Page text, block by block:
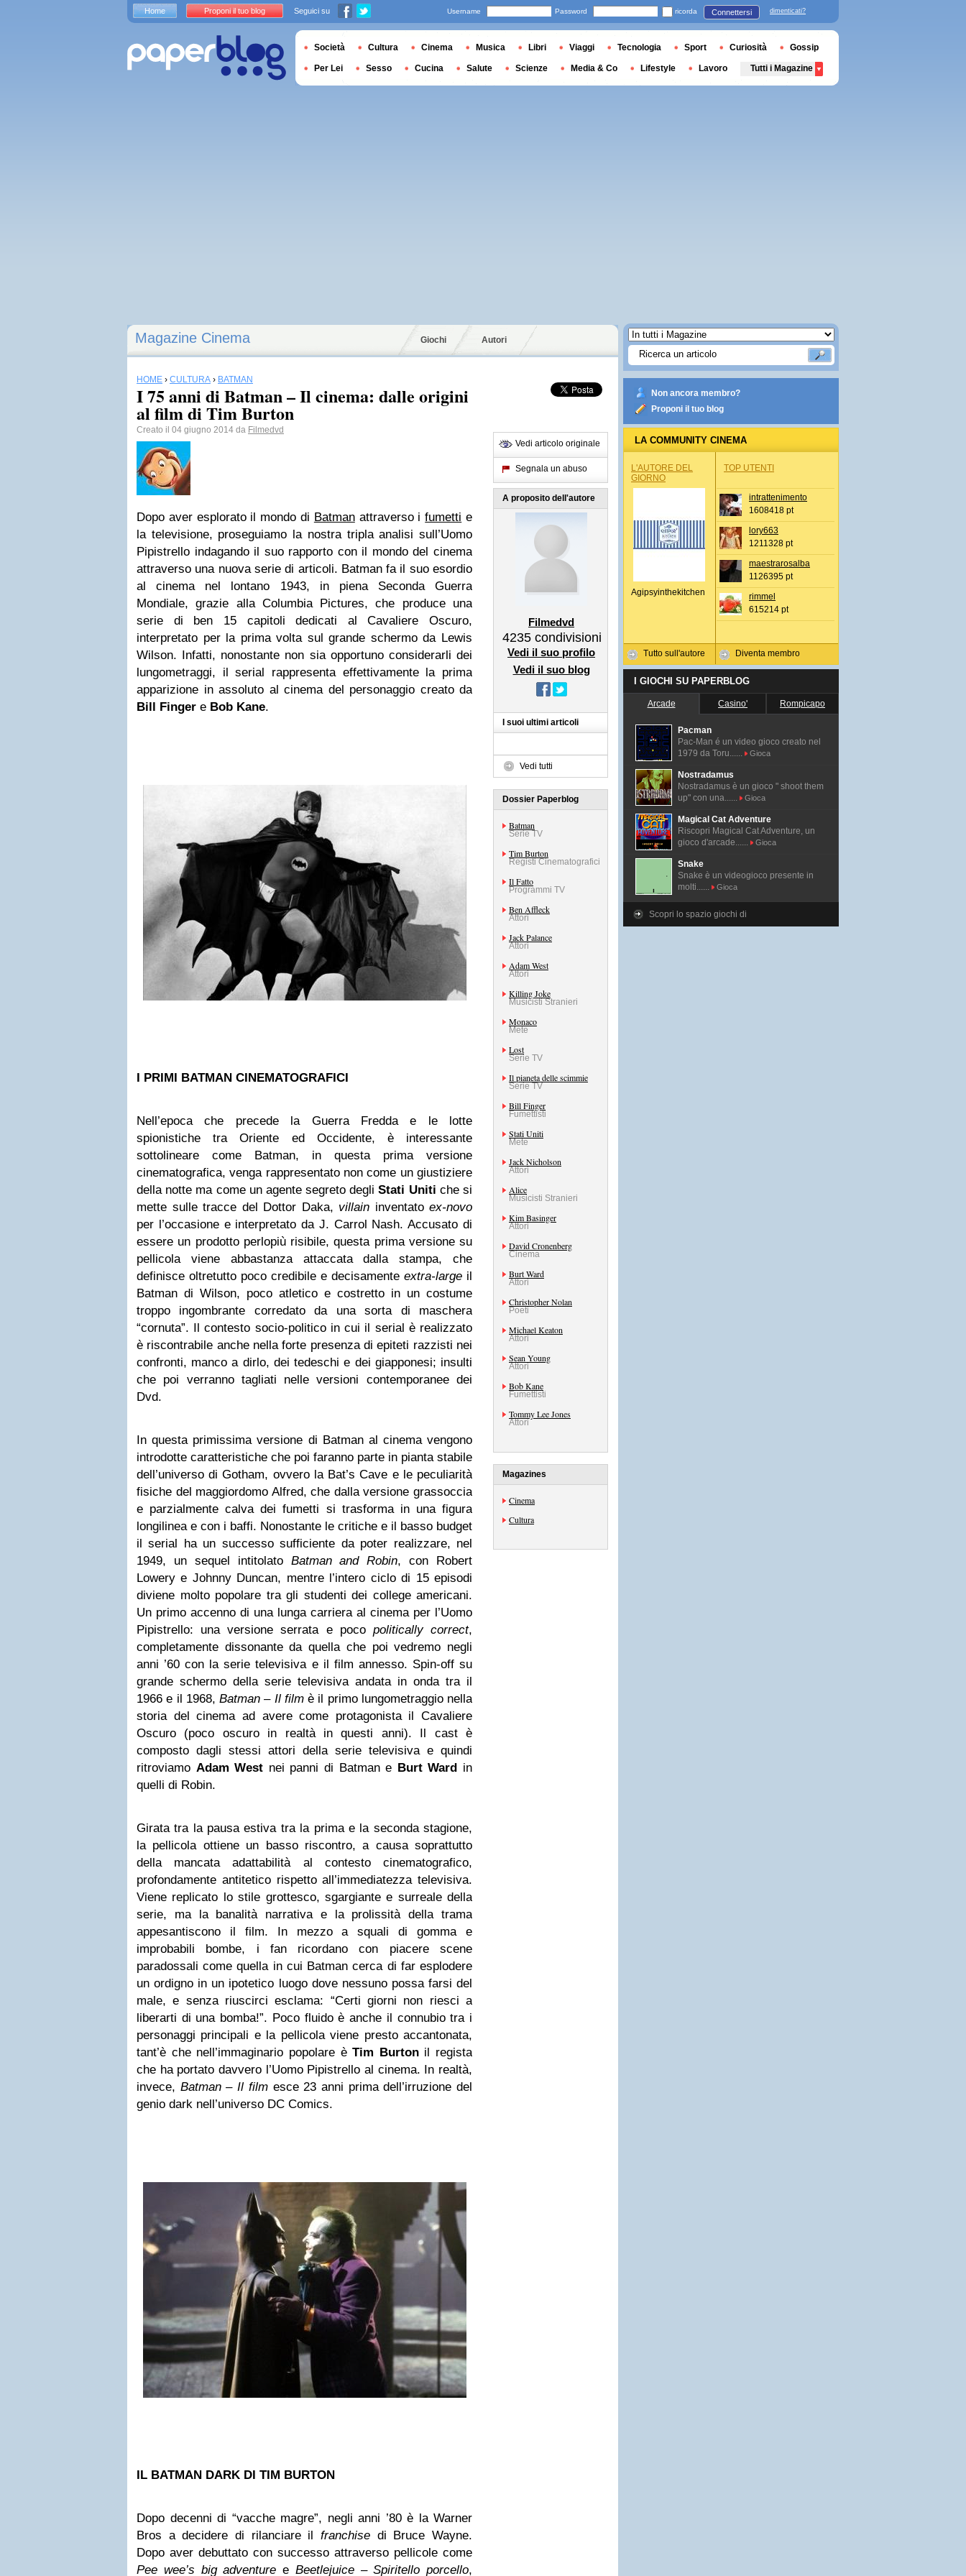
Magazine Cinema Giochi Autori
HOME › CULTURA › BATMAN
I 75 anni di Batman – Il cinema: dalle origini
al film di Tim Burton
Creato il 04 giugno 2014 da Filmedvd
Dopo aver esplorato il mondo di Batmanattraverso ifumetti e
la televisione, proseguiamo la nostra tripla analisi sull’Uomo
Pipistrello indagando il suo rapporto con il mondo del cinema
attraverso una nuova serie di articoli. Batman fa il suo esordio
al cinema nel lontano 1943, in piena Seconda Guerra
Mondiale, grazie alla Columbia Pictures, che produce una
serie di ben 15 capitoli dedicati al Cavaliere Oscuro,
interpretato per la prima volta sul grande schermo da Lewis
Wilson. Infatti, nonostante non sia opportuno considerarli dei
lungometraggi, il serial rappresenta effettivamente la prima
apparizione in assoluto al cinema del personaggio creato da
Bill Finger e Bob Kane.
I PRIMI BATMAN CINEMATOGRAFICI
Nell’epoca che precede la Guerra Fredda e le lotte
spionistiche tra Oriente ed Occidente, è interessante
sottolineare come Batman, in questa prima versione
cinematografica, venga rappresentato non come un giustiziere
della notte ma come un agente segreto degliStati Uniti che si
mette sulle tracce del Dottor Daka, villain inventato ex-novo
per l’occasione e interpretato da J. Carrol Nash. Accusato di
essere un prodotto perlopiù risibile, questa prima versione su
pellicola viene abbastanza attaccata dalla stampa, che
definisce oltretutto poco credibile e decisamente extra-large il
Batman di Wilson, poco atletico e costretto in un costume
troppo ingombrante corredato da una sorta di maschera
“cornuta”. Il contesto socio-politico in cui il serial è realizzato
è riscontrabile anche nella forte presenza di epiteti razzisti nei
confronti, manco a dirlo, dei tedeschi e dei giapponesi; insulti
che poi verranno tagliati nelle versioni contemporanee dei
Dvd.
In questa primissima versione di Batman al cinema vengono
introdotte caratteristiche che poi faranno parte in pianta stabile
dell’universo di Gotham, ovvero la Bat’s Cave e le peculiarità
fisiche del maggiordomo Alfred, che dalla versione grassoccia
e parzialmente calva dei fumetti si trasforma in una figura
longilinea e con i baffi. Nonostante le critiche e il basso budget
il serial ha un successo sufficiente da poter realizzare, nel
1949, un sequel intitolato Batman and Robin, con Robert
Lowery e Johnny Duncan, mentre l’intero ciclo di 15 episodi
diviene molto popolare tra gli studenti dei college americani.
Un primo accenno di una lunga carriera al cinema per l’Uomo
Pipistrello: una versione serrata e poco politically correct,
completamente dissonante da quella che poi vedremo negli
anni ’60 con la serie televisiva e il film annesso. Spin-off su
grande schermo della serie televisiva andata in onda tra il
1966 e il 1968, Batman – Il filmè il primo lungometraggio nella
storia del cinema ad avere come protagonista il Cavaliere
Oscuro (poco oscuro in realtà in questi anni). Il cast è
composto dagli stessi attori della serie televisiva e quindi
ritroviamo Adam West nei panni di Batman e Burt Ward in
quelli di Robin.
Girata tra la pausa estiva tra la prima e la seconda stagione,
la pellicola ottiene un basso riscontro, a causa soprattutto
della mancata adattabilità al contesto cinematografico,
profondamente antitetico rispetto all’immediatezza televisiva.
Viene replicato lo stile grottesco, sgargiante e surreale della
serie, ma la banalità narrativa e la prolissità della trama
appesantiscono il film. In mezzo a squali di gomma e
improbabili bombe, i fan ricordano con piacere scene
paradossali come quella in cui Batman cerca di far esplodere
un ordigno in un ipotetico luogo dove nessuno possa farsi del
male, e senza riuscirci esclama: “Certi giorni non riesci a
liberarti di una bomba!”. Poco fluido è anche il connubio tra i
personaggi principali e la pellicola viene presto accantonata,
tant’è che nell’immaginario popolare èTim Burtonil regista
che ha portato davvero l’Uomo Pipistrello al cinema. In realtà,
invece, Batman – Il filmesce 23 anni prima dell’irruzione del
genio dark nell’universo DC Comics.
IL BATMAN DARK DI TIM BURTON
Dopo decenni di “vacche magre”, negli anni ’80 è la Warner
Bros a decidere di rilanciare il franchise di Bruce Wayne.
Dopo aver debuttato con successo attraverso pellicole come
Pee wee’s big adventure e Beetlejuice – Spiritello porcello,
Vedi articolo originale
Segnala un abuso
A proposito dell'autore
Filmedvd
4235 condivisioni
Vedi il suo profilo
Vedi il suo blog
I suoi ultimi articoli
Vedi tutti
Dossier Paperblog
Batman
Serie TV
Tim Burton
Registi Cinematografici
Il Fatto
Programmi TV
Ben Affleck
Attori
Jack Palance
Attori
Adam West
Attori
Killing Joke
Musicisti Stranieri
Monaco
Mete
Lost
Serie TV
Il pianeta delle scimmie
Serie TV
Bill Finger
Fumettisti
Stati Uniti
Mete
Jack Nicholson
Attori
Alice
Musicisti Stranieri
Kim Basinger
Attori
David Cronenberg
Cinema
Burt Ward
Attori
Christopher Nolan
Poeti
Michael Keaton
Attori
Sean Young
Attori
Bob Kane
Fumettisti
Tommy Lee Jones
Attori
Magazines
Cinema
Cultura
Non ancora membro?
Proponi il tuo blog
LA COMMUNITY CINEMA
L'AUTORE DEL
GIORNO
Agipsyinthekitchen
Tutto sull'autore
TOP UTENTI
intrattenimento
1608418 pt
lory663
1211328 pt
maestrarosalba
1126395 pt
rimmel
615214 pt
Diventa membro
I GIOCHI SU PAPERBLOG
Arcade Casino' Rompicapo
Pacman
Pac-Man é un video gioco creato nel
1979 da Toru......
Gioca
Nostradamus
Nostradamus è un gioco " shoot them
up" con una......
Gioca
Magical Cat Adventure
Riscopri Magical Cat Adventure, un
gioco d'arcade......
Gioca
Snake
Snake è un videogioco presente in
molti......
Gioca
Scopri lo spazio giochi di
Home Proponi il tuo blog Seguici su Username Password ricorda Connettersi dimenticati?
Società Cultura Cinema Musica Libri Viaggi Tecnologia Sport Curiosità Gossip
Per Lei Sesso Cucina Salute Scienze Media & Co Lifestyle Lavoro Tutti i Magazine